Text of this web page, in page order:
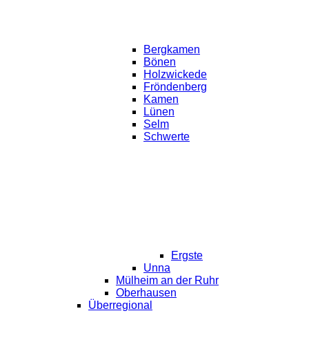
Bergkamen
Bönen
Holzwickede
Fröndenberg
Kamen
Lünen
Selm
Schwerte
Ergste
Unna
Mülheim an der Ruhr
Oberhausen
Überregional